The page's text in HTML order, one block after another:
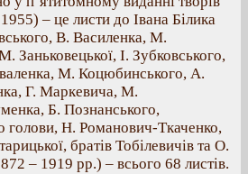
– це листи до Івана Білика
В. Василенка, М.
Заньковецької, І. Зубковського,
М. Коцюбинського, А.
Г. Маркевича, М.
Б. Познанського,
голови, Н. Романович-Ткаченко,
братів Тобілевичів та О.
– 1919 рр.) – всього 68 листів.